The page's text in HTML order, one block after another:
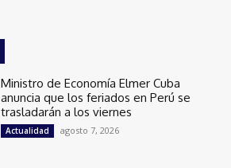
Ministro de Economía Elmer Cuba
anuncia que los feriados en Perú se
trasladarán a los viernes
Actualidad agosto 7, 2026